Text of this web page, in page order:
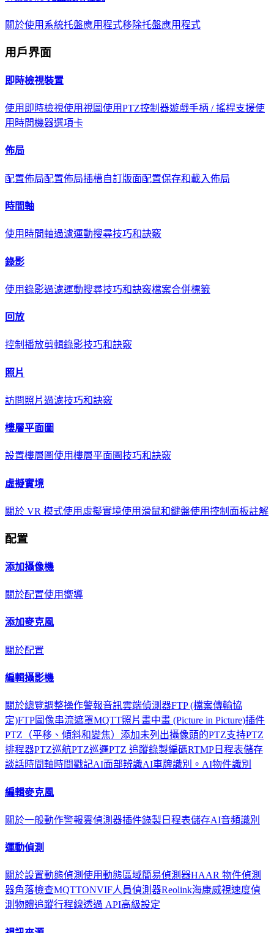
關於使用系統托盤應用程式移除托盤應用程式
用戶界面
即時檢視裝置
使用即時檢視使用視圖使用PTZ控制器遊戲手柄 / 搖桿支援使
用時間機器選項卡
佈局
配置佈局配置佈局插槽自訂版面配置保存和載入佈局
時間軸
使用時間軸過濾運動搜尋技巧和訣竅
錄影
使用錄影過濾運動搜尋技巧和訣竅檔案合併標籤
回放
控制播放剪輯錄影技巧和訣竅
照片
訪問照片過濾技巧和訣竅
樓層平面圖
設置樓層圖使用樓層平面圖技巧和訣竅
虛擬實境
關於 VR 模式使用虛擬實境使用滑鼠和鍵盤使用控制面板註解
配置
添加攝像機
關於配置使用嚮導
添加麥克風
關於配置
編輯攝影機
關於總覽調整操作警報音訊雲端偵測器FTP (檔案傳輸協
定)FTP圖像串流遮罩MQTT照片畫中畫 (Picture in Picture)插件
PTZ（平移、傾斜和變焦） 添加未列出攝像頭的PTZ支持PTZ
排程器PTZ巡航PTZ巡邏PTZ 追蹤錄製編碼RTMP 日程表儲存
談話時間軸時間戳記AI面部辨識AI車牌識別。 AI物件識別
編輯麥克風
關於一般動作警報雲偵測器插件錄製 日程表儲存AI音頻識別
運動偵測
關於設置動態偵測 使用動態區域簡易偵測器HAAR 物件偵測
器角落檢查MQTTONVIF人員偵測器Reolink海康威視速度偵
測 物體追蹤行程線透過 API高級設定